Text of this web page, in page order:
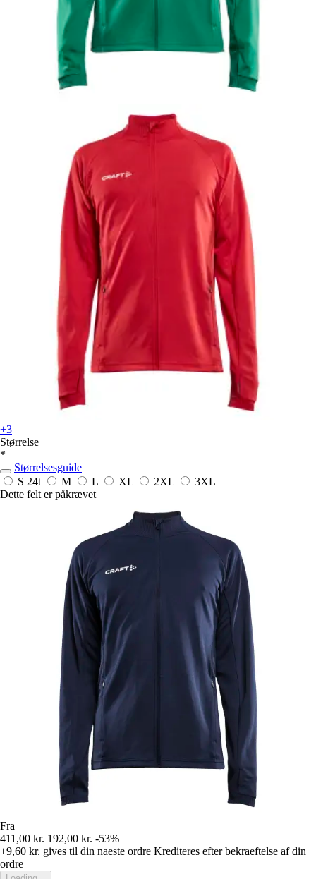
+3
Størrelse
*
Størrelsesguide
S 24t M L XL 2XL
3XL
Dette felt er påkrævet
Fra
411,00 kr. 192,00 kr. -53%
+9,60 kr. gives til din naeste ordre Krediteres efter bekraeftelse af din
ordre